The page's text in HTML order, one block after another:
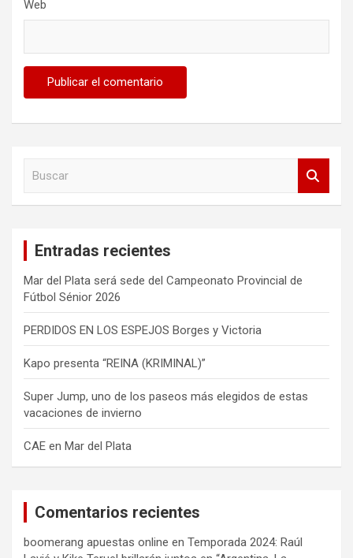
Web
Entradas recientes
Mar del Plata será sede del Campeonato Provincial de
Fútbol Sénior 2026
PERDIDOS EN LOS ESPEJOS Borges y Victoria
Kapo presenta “REINA (KRIMINAL)”
Super Jump, uno de los paseos más elegidos de estas
vacaciones de invierno
CAE en Mar del Plata
Comentarios recientes
boomerang apuestas online en Temporada 2024: Raúl